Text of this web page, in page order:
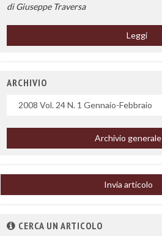
di Giuseppe Traversa
Leggi
ARCHIVIO
Uscite
Archivio generale
Invia articolo
CERCA UN ARTICOLO